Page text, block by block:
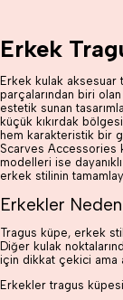
Erkek
Erkek kulak aksesuar
parçalarından biri olan
estetik sunan
küçük kıkırdak
hem karakteristik bir
Scarves Accessories
modelleri ise
erkek stilinin
Erkekler
Tragus küpe, erkek
Diğer kulak
için dikkat çekici ama
Erkekler tragus